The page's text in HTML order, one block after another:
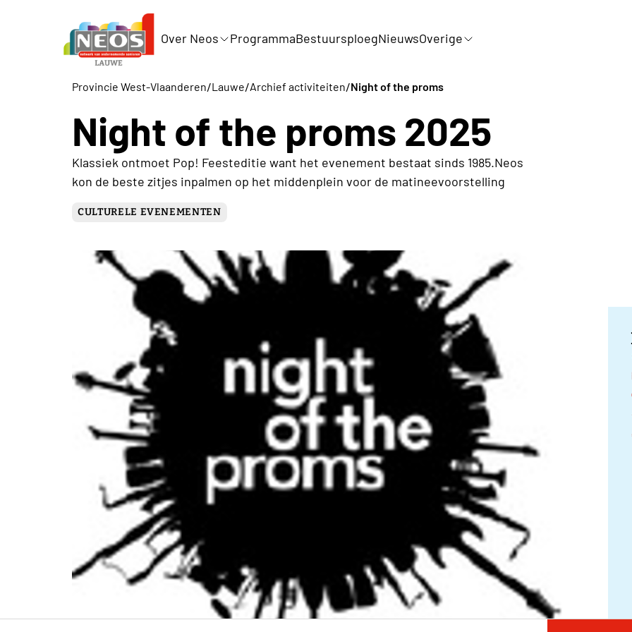
Over Neos ProgrammaBestuursploegNieuwsOverige
Provincie West-Vlaanderen/Lauwe/Archief activiteiten/Night of the proms
Night of the proms 2025
Klassiek ontmoet Pop! Feesteditie want het evenement bestaat sinds 1985.Neos
kon de beste zitjes inpalmen op het middenplein voor de matineevoorstelling
CULTURELE EVENEMENTEN